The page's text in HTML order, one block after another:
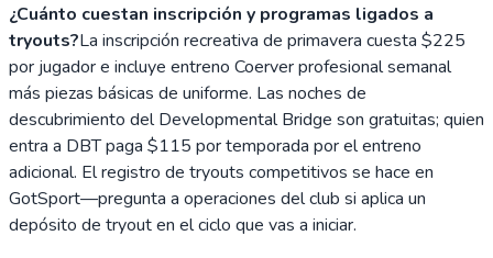
¿Cuánto cuestan inscripción y programas ligados a
tryouts?La inscripción recreativa de primavera cuesta $225
por jugador e incluye entreno Coerver profesional semanal
más piezas básicas de uniforme. Las noches de
descubrimiento del Developmental Bridge son gratuitas; quien
entra a DBT paga $115 por temporada por el entreno
adicional. El registro de tryouts competitivos se hace en
GotSport—pregunta a operaciones del club si aplica un
depósito de tryout en el ciclo que vas a iniciar.